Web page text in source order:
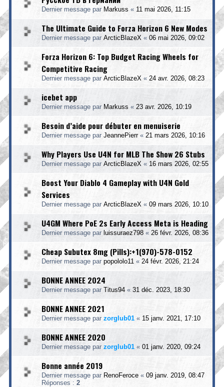
Dernier message par Markuss « 11 mai 2026, 11:15
The Ultimate Guide to Forza Horizon 6 New Modes
Dernier message par ArcticBlazeX « 06 mai 2026, 09:02
Forza Horizon 6: Top Budget Racing Wheels for
Competitive Racing
Dernier message par ArcticBlazeX « 24 avr. 2026, 08:23
icebet app
Dernier message par Markuss « 23 avr. 2026, 10:19
Besoin d’aide pour débuter en menuiserie
Dernier message par JeannePierr« 21 mars 2026, 10:16
Why Players Use U4N for MLB The Show 26 Stubs
Dernier message par ArcticBlazeX « 16 mars 2026, 02:55
Boost Your Diablo 4 Gameplay with U4N Gold
Services
Dernier message par ArcticBlazeX « 09 mars 2026, 10:10
U4GM Where PoE 2s Early Access Meta is Heading
Dernier message par luissuraez798 « 26 févr. 2026, 08:36
Cheap Subutex 8mg (Pills):+1(970)-578-0152
Dernier message par popololo11 « 24 févr. 2026, 21:24
BONNE ANNEE 2024
Dernier message par Titus94 « 31 déc. 2023, 18:30
BONNE ANNEE 2021
Dernier message par zorglub01 « 15 janv. 2021, 17:10
BONNE ANNEE 2020
Dernier message par zorglub01 « 01 janv. 2020, 09:24
Bonne année 2019
Dernier message par RenoFeroce « 09 janv. 2019, 08:47
Réponses : 2